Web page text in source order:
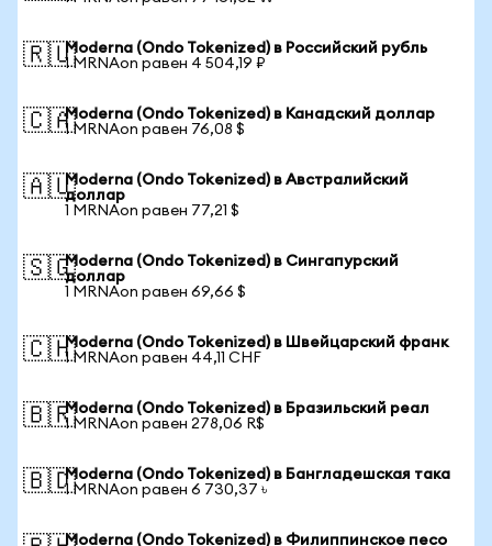
🇷🇺Moderna (Ondo Tokenized) в Российский рубль
1 MRNAon равен 4 504,19 ₽
🇨🇦Moderna (Ondo Tokenized) в Канадский доллар
1 MRNAon равен 76,08 $
🇦🇺Moderna (Ondo Tokenized) в Австралийский
доллар
1 MRNAon равен 77,21 $
🇸🇬Moderna (Ondo Tokenized) в Сингапурский
доллар
1 MRNAon равен 69,66 $
🇨🇭Moderna (Ondo Tokenized) в Швейцарский франк
1 MRNAon равен 44,11 CHF
🇧🇷Moderna (Ondo Tokenized) в Бразильский реал
1 MRNAon равен 278,06 R$
🇧🇩Moderna (Ondo Tokenized) в Бангладешская така
1 MRNAon равен 6 730,37 ৳
Moderna (Ondo Tokenized) в Филиппинское песо